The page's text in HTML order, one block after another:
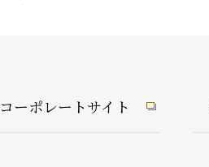
ーポレートサイト